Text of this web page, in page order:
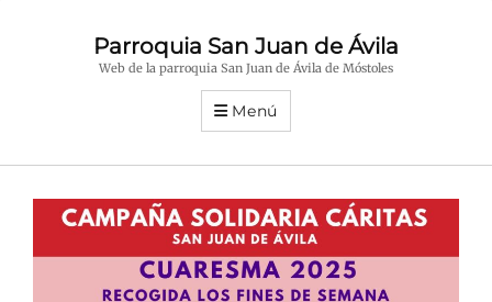
Parroquia San Juan de Ávila
Web de la parroquia San Juan de Ávila de Móstoles
Menú